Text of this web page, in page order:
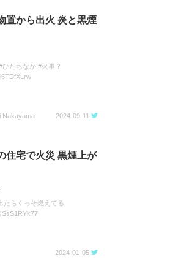
置から出火 炎と黒煙
ひたちなか #火事？
Nakayama 2024-09-11
住宅で火災 黒煙上が
たらくっそ燃えてる
2024-01-05